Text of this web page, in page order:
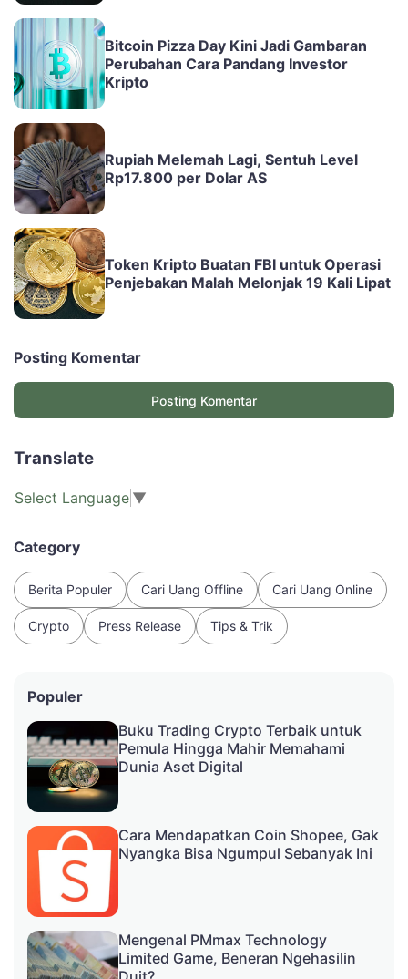
Bitcoin Pizza Day Kini Jadi Gambaran
Perubahan Cara Pandang Investor
Kripto
Rupiah Melemah Lagi, Sentuh Level
Rp17.800 per Dolar AS
Token Kripto Buatan FBI untuk Operasi
Penjebakan Malah Melonjak 19 Kali Lipat
Posting Komentar
Posting Komentar
Translate
Select Language ▼
Category
Berita Populer Cari Uang Offline Cari Uang Online
Crypto Press Release Tips & Trik
Populer
Buku Trading Crypto Terbaik untuk
Pemula Hingga Mahir Memahami
Dunia Aset Digital
Cara Mendapatkan Coin Shopee, Gak
Nyangka Bisa Ngumpul Sebanyak Ini
Mengenal PMmax Technology
Limited Game, Beneran Ngehasilin